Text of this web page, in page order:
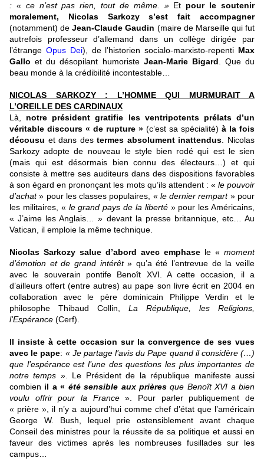
: « ce n’est pas rien, tout de même. » Et pour le soutenir
moralement, Nicolas Sarkozy s’est fait accompagner
(notamment) deJean-Claude Gaudin (maire de Marseille qui fut
autrefois professeur d’allemand dans un collège dirigée par
l’étrange Opus Dei), de l’historien socialo-marxisto-repenti Max
Gallo et du désopilant humoriste Jean-Marie Bigard . Que du
beau monde à la crédibilité incontestable…
NICOLAS SARKOZY : L’HOMME QUI MURMURAIT A
L’OREILLE DES CARDINAUX
Là, notre président gratifie les ventripotents prélats d’un
véritable discours « de rupture » (c’est sa spécialité) à la fois
décousu et dans destermes absolument inattendus . Nicolas
Sarkozy adopte de nouveau le style bien rodé qui est le sien
(mais qui est désormais bien connu des électeurs…) et qui
consiste à mettre ses auditeurs dans des dispositions favorables
à son égard en prononçant les mots qu’ils attendent : « le pouvoir
d’achat» pour les classes populaires, « le dernier rempart » pour
les militaires, « le grand pays de la liberté» pour les Américains,
« J’aime les Anglais… » devant la presse britannique, etc… Au
Vatican, il emploie la même technique.
Nicolas Sarkozy salue d’abord avec emphase le « moment
d’émotion et de grand intérêt» qu’a été l’entrevue de la veille
avec le souverain pontife Benoît XVI. A cette occasion, il a
d’ailleurs offert (entre autres) au pape son livre écrit en 2004 en
collaboration avec le père dominicain Philippe Verdin et le
philosophe Thibaud Collin, La République, les Religions,
l'Espérance (Cerf).
Il insiste à cette occasion sur la convergence de ses vues
avec le pape: « Je partage l’avis du Pape quand il considère (…)
que l’espérance est l’une des questions les plus importantes de
notre temps ». Le Président de la république manifeste aussi
combien il a « été sensible aux prières que Benoît XVI a bien
voulu offrir pour la France». Pour parler publiquement de
« prière », il n’y a aujourd’hui comme chef d’état que l’américain
George W. Bush, lequel prie ostensiblement avant chaque
Conseil des ministres pour la réussite de sa politique et aussi en
faveur des victimes après les nombreuses fusillades sur les
campus…